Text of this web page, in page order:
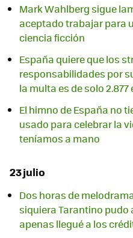
Mark Wahlberg sigue
aceptado trabajar para
ciencia ficción
España quiere que los
responsabilidades por
la multa es de solo 2.877
El himno de España no
usado para celebrar la
teníamos a mano
23 julio
Dos horas de
siquiera Tarantino pudo
apenas llegué a los